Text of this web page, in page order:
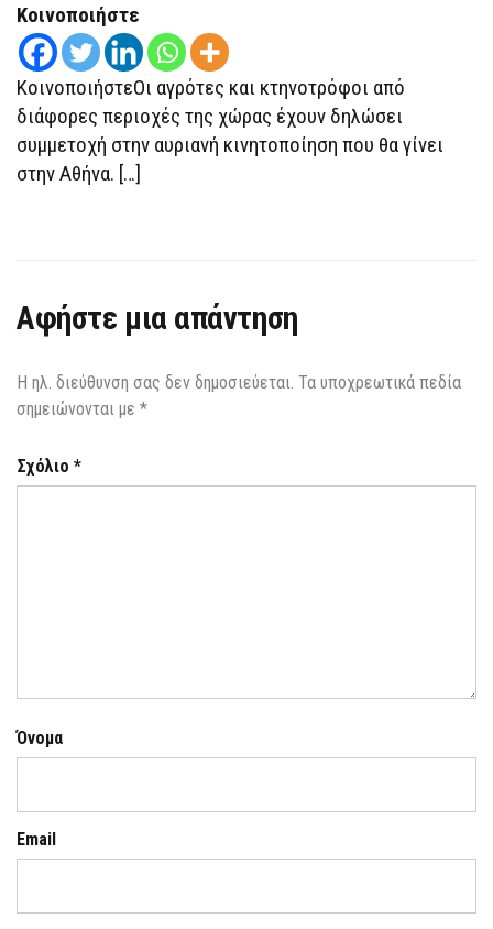
ΑΘΉΝΑ
Κοινοποιήστε
ΚοινοποιήστεΟι αγρότες και κτηνοτρόφοι από
διάφορες περιοχές της χώρας έχουν δηλώσει
συμμετοχή στην αυριανή κινητοποίηση που θα γίνει
στην Αθήνα. […]
Αφήστε μια απάντηση
Η ηλ. διεύθυνση σας δεν δημοσιεύεται. Τα υποχρεωτικά πεδία
σημειώνονται με *
Σχόλιο *
Όνομα
Email